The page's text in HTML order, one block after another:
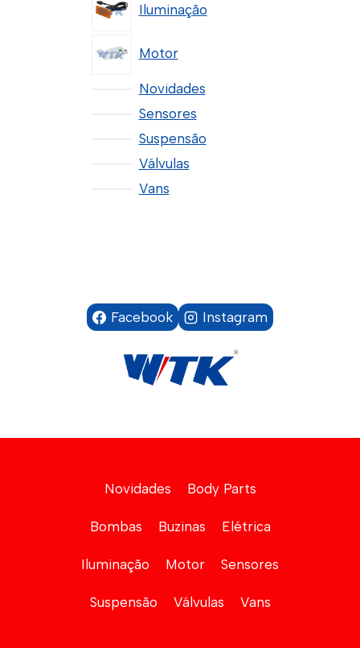
Iluminação
Motor
Novidades
Sensores
Suspensão
Válvulas
Vans
Facebook Instagram
Novidades Body Parts
Bombas Buzinas Elétrica
Iluminação Motor Sensores
Suspensão Válvulas Vans